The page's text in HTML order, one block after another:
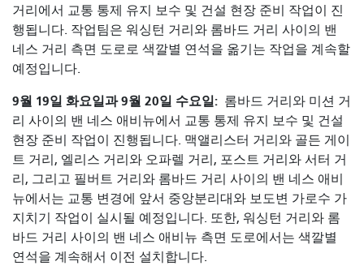
거리에서 교통 통제 유지 보수 및 건설 현장 준비 작업이 진
행됩니다. 작업팀은 워싱턴 거리와 롬바드 거리 사이의 밴
네스 거리 측면 도로로 색깔별 연석을 옮기는 작업을 계속할
예정입니다.
9월 19일 화요일과 9월 20일 수요일: 롬바드 거리와 미션 거
리 사이의 밴 네스 애비뉴에서 교통 통제 유지 보수 및 건설
현장 준비 작업이 진행됩니다. 맥앨리스터 거리와 골든 게이
트 거리, 엘리스 거리와 오파렐 거리, 포스트 거리와 서터 거
리, 그리고 필버트 거리와 롬바드 거리 사이의 밴 네스 애비
뉴에서는 교통 변경에 앞서 중앙분리대와 보도변 가로수 가
지치기 작업이 실시될 예정입니다. 또한, 워싱턴 거리와 롬
바드 거리 사이의 밴 네스 애비뉴 측면 도로에서는 색깔별
연석을 계속해서 이전 설치합니다.